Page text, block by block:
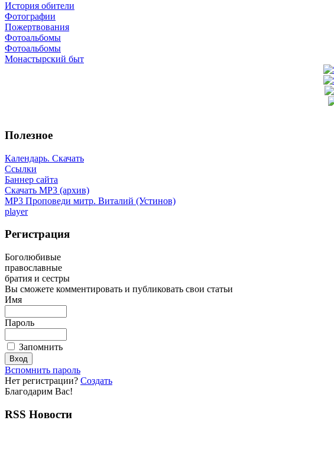
История обители
Фотографии
Пожертвования
Фотоальбомы
Фотоальбомы
Монастырский быт
Полезное
Календарь. Скачать
Ссылки
Баннер сайта
Скачать MP3 (архив)
MP3 Проповеди митр. Виталий (Устинов)
player
Регистрация
Боголюбивые
православные
братия и сестры
Вы сможете комментировать и публиковать свои статьи
Имя
Пароль
Запомнить
Вспомнить пароль
Нет регистрации? Создать
Благодарим Вас!
RSS Новости